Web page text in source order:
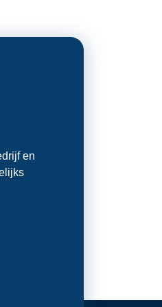
en